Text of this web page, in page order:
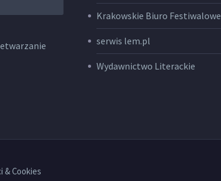
Krakowskie Biuro Festiwalowe
serwis lem.pl
Wydawnictwo Literackie
& Cookies